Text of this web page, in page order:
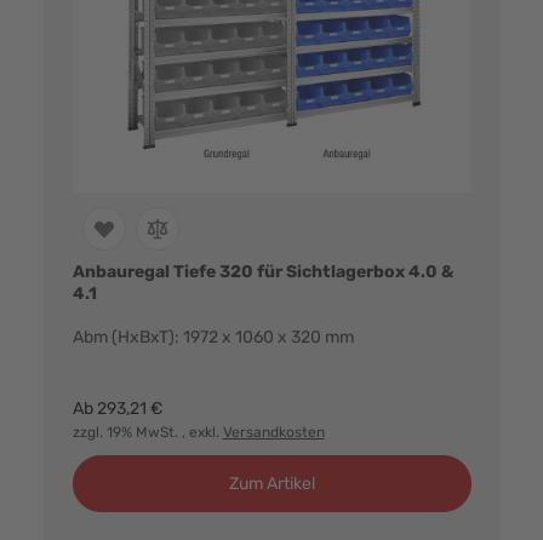
Anbauregal Tiefe 320 für Sichtlagerbox 4.0 &
4.1
Abm (HxBxT): 1972 x 1060 x 320 mm
Ab 293,21 €
zzgl. 19% MwSt. , exkl. Versandkosten
Zum Artikel